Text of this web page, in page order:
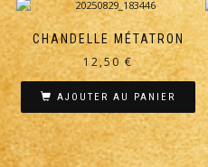
CHANDELLE MÉTATRON
12,50€
AJOUTER AU PANIER